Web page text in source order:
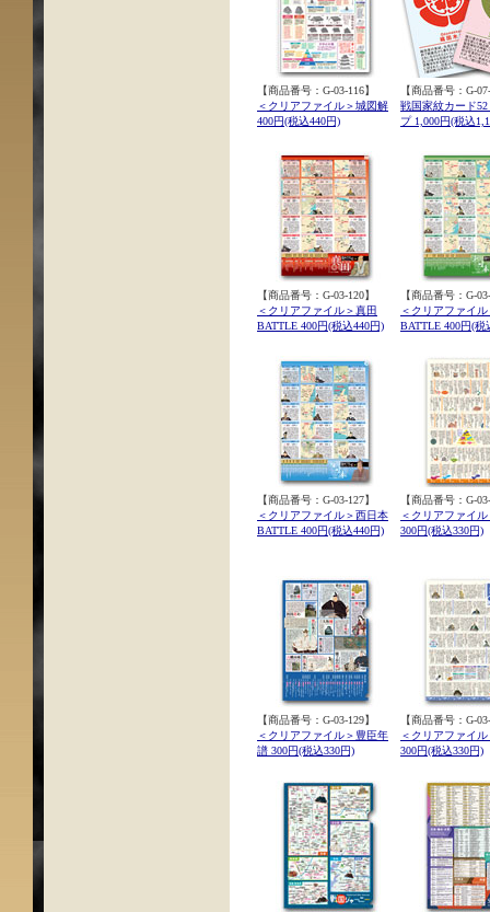
【商品番号：G-03-116】
＜クリアファイル＞城図解
400円(税込440円)
【商品番号：G-
戦国家紋カード
プ 1,000円(税込
【商品番号：G-03-120】
＜クリアファイル＞真田
BATTLE 400円(税込440円)
【商品番号：G-
＜クリアファイ
BATTLE 400円(税
【商品番号：G-03-127】
＜クリアファイル＞西日本
BATTLE 400円(税込440円)
【商品番号：G-
＜クリアファイ
300円(税込330円)
【商品番号：G-03-129】
＜クリアファイル＞豊臣年
譜 300円(税込330円)
【商品番号：G-
＜クリアファイ
300円(税込330円)